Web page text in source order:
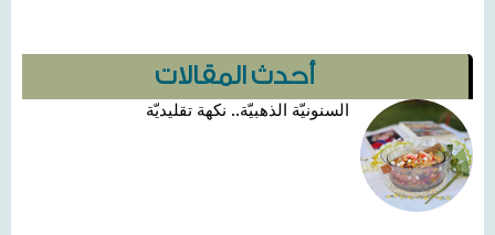
أحدث المقالات
السنونيّة الذهبيّة.. نكهة تقليديّة